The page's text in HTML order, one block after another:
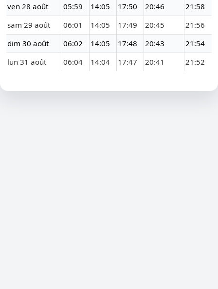
ven 28 août 05:59 14:05 17:50 20:46
21:58
sam 29 août
06:01 14:05 17:49 20:45
21:56
dim 30 août
06:02 14:05 17:48 20:43
21:54
lun 31 août
06:04 14:04 17:47 20:41 21:52